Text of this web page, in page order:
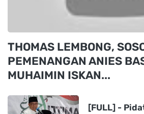
THOMAS LEMBONG,
PEMENANGAN ANIES
MUHAIMIN ISKAN...
[FULL] -